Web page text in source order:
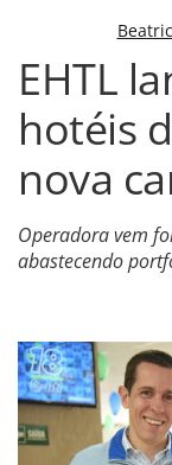
EHTL
hotéis
nova
Operadora vem
abastecendo